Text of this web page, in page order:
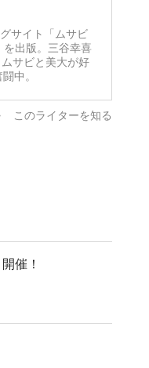
サイト「ムサビ
出版。三谷幸喜
サビと美大が好
中。
このライターを知る
催！